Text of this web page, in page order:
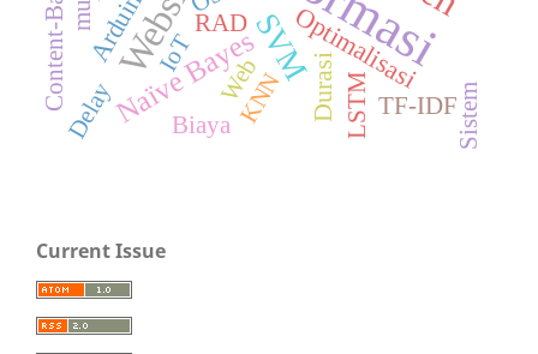
SVM
Naïve Bayes Optimalisasi
Durasi
Web
IoT
KNN TF-IDF
RAD
LSTM
Delay Sistem
Biaya
Current Issue